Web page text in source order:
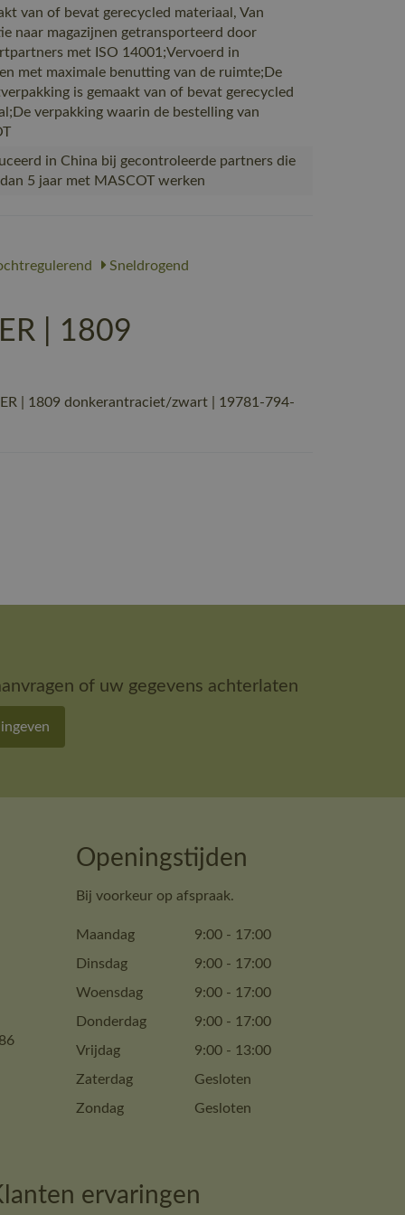
van of bevat gerecycled materiaal, Van
naar magazijnen getransporteerd door
met ISO 14001;Vervoerd in
met maximale benutting van de ruimte;De
is gemaakt van of bevat gerecycled
verpakking waarin de bestelling van
in China bij gecontroleerde partners die
5 jaar met MASCOT werken
Sneldrogend
| 1809
| 1809 donkerantraciet/zwart | 19781-794-
of uw gegevens achterlaten
Openingstijden
Bij voorkeur op afspraak.
Maandag 9:00 - 17:00
Dinsdag
9:00 - 17:00
Woensdag
9:00 - 17:00
Donderdag
9:00 - 17:00
Vrijdag
9:00 - 13:00
Zaterdag
Gesloten
Zondag
Gesloten
ervaringen